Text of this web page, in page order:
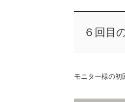
６回目
モニター様の初